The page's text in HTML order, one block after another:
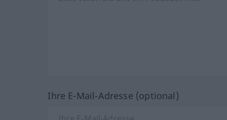
Ihre E-Mail-Adresse (optional)